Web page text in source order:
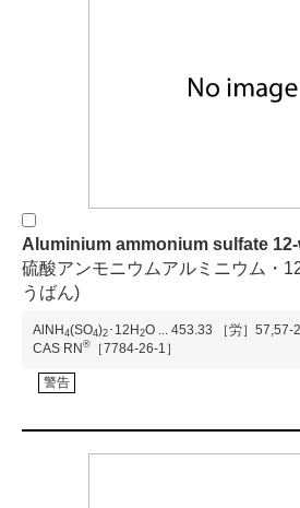
Aluminium ammonium sulfate
硫酸アンモニウムアルミニウム・
うばん)
AlNH 4(SO4)2 ･12H 2O ... 453.33
［労］57,57-2
CAS RN ® ［7784-26-1］
警告